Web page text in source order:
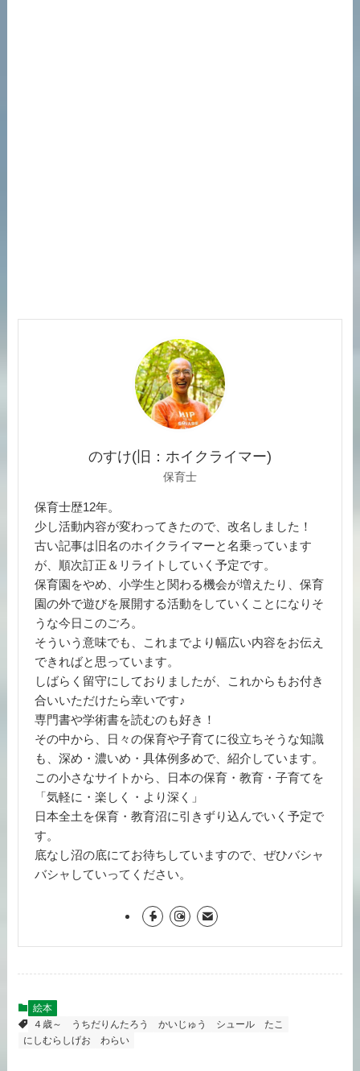
のすけ(旧：ホイクライマー)
保育士
保育士歴12年。
少し活動内容が変わってきたので、改名しました！
古い記事は旧名のホイクライマーと名乗っています
が、順次訂正＆リライトしていく予定です。
保育園をやめ、小学生と関わる機会が増えたり、保育
園の外で遊びを展開する活動をしていくことになりそ
うな今日このごろ。
そういう意味でも、これまでより幅広い内容をお伝え
できればと思っています。
しばらく留守にしておりましたが、これからもお付き
合いいただけたら幸いです♪
専門書や学術書を読むのも好き！
その中から、日々の保育や子育てに役立ちそうな知識
も、深め・濃いめ・具体例多めで、紹介しています。
この小さなサイトから、日本の保育・教育・子育てを
「気軽に・楽しく・より深く」
日本全土を保育・教育沼に引きずり込んでいく予定で
す。
底なし沼の底にてお待ちしていますので、ぜひバシャ
バシャしていってください。
絵本
４歳～
うちだりんたろう かいじゅう シュール
たこ
にしむらしげお
わらい